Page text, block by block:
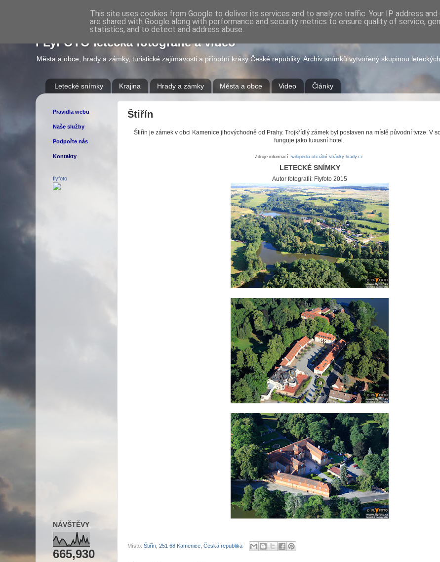
FLyFOTO letecká fotografie a video
Města a obce, hrady a zámky, turistické zajímavosti a přírodní krásy České republiky. Archiv snímků vytvořený skupinou
Letecké snímky Krajina Hrady a zámky Města a obce Video Články
Štiřín
Štiřín je zámek v obci Kamenice jihovýchodně od Prahy. Trojkřídlý zámek byl postaven na místě původní tvrze. V
funguje jako luxusní hotel.
Zdroje informací: wikipedia oficiální stránky hrady.cz
LETECKÉ SNÍMKY
Autor fotografií: Flyfoto 2015
Místo: Štiřín, 251 68 Kamenice, Česká republika
Pravidla webu
Naše služby
Podpořte nás
Kontakty
flyfoto
NÁVŠTĚVY
665,930
This site uses cookies from Google to deliver its services and to analyze traffic. Your IP address and
are shared with Google along with performance and security metrics to ensure quality of service,
statistics, and to detect and address abuse.